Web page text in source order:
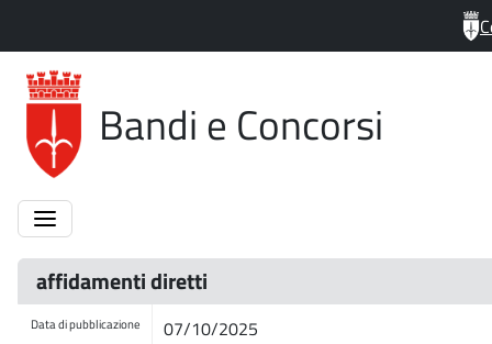
Bandi e Concorsi
affidamenti diretti
Data di pubblicazione 07/10/2025